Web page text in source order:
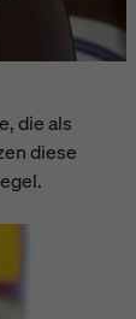
die als
diese